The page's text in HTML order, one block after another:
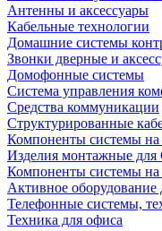
Антенны и аксессуары
Кабельные технологии
Домашние системы
Звонки дверные и
Домофонные системы
Система управления
Средства коммуникации
Структурированные
Компоненты системы на
Изделия монтажные
Компоненты системы на
Активное
Телефонные системы,
Техника для офиса